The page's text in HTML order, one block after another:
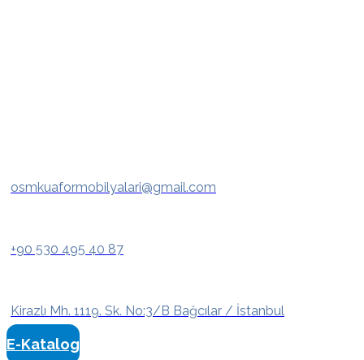
osmkuaformobilyalari@gmail.com
+90 530 495 40 87
Kirazlı Mh. 1119. Sk. No:3/B Bağcılar / İstanbul
E-Katalog